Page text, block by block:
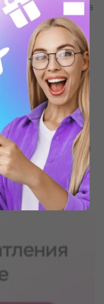
сертификата
указав
реквизиты
вам форму
составляет не
поступления
потребителя”.
банковской
на ту карту, с